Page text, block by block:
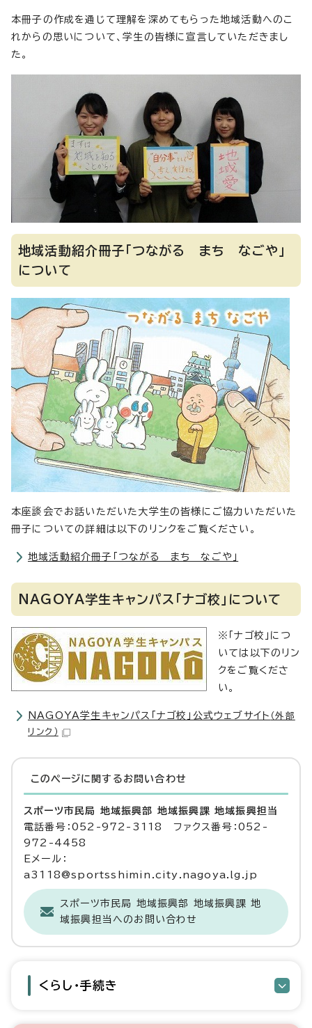
本冊子の作成を通じて理解を深めてもらった地域活動へのこ
れからの思いについて、学生の皆様に宣言していただきまし
た。
地域活動紹介冊子「つながる まち なごや」
について
本座談会でお話いただいた大学生の皆様にご協力いただいた
冊子についての詳細は以下のリンクをご覧ください。
地域活動紹介冊子「つながる まち なごや」
NAGOYA学生キャンパス「ナゴ校」について
※「ナゴ校」につ
いては以下のリン
クをご覧くださ
い。
NAGOYA学生キャンパス「ナゴ校」公式ウェブサイト （外部
リンク）
このページに関する お問い合わせ
スポーツ市民局 地域振興部 地域振興課 地域振興担当
電話番号：052-972-3118 ファクス番号：052-
972-4458
Eメール：
a3118@sportsshimin.city.nagoya.lg.jp
スポーツ市民局 地域振興部 地域振興課 地
域振興担当へのお問い合わせ
くらし・手続き